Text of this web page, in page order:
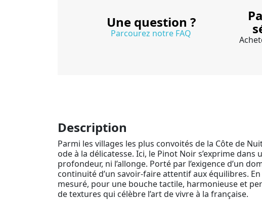
Une question ?
Parcourez notre FAQ
Description
Parmi les villages les plus convoités de la Côte de
ode à la délicatesse. Ici, le Pinot Noir s’exprime
profondeur, ni l’allonge. Porté par l’exigence d’un
continuité d’un savoir-faire attentif aux équilibres.
mesuré, pour une bouche tactile, harmonieuse et
de textures qui célèbre l’art de vivre à la française.